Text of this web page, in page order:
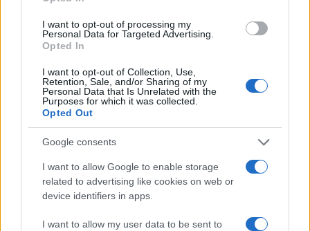
I want to opt-out of processing my
Personal Data for Targeted Advertising.
Opted In
I want to opt-out of Collection, Use,
Retention, Sale, and/or Sharing of my
Personal Data that Is Unrelated with the
Purposes for which it was collected.
Opted Out
Google consents
I want to allow Google to enable storage
related to advertising like cookies on web or
device identifiers in apps.
I want to allow my user data to be sent to
metodo mafioso
festeggiamenti
Giorgia Meloni processo tribunale di Roma
ARTICOLI CORRELATI